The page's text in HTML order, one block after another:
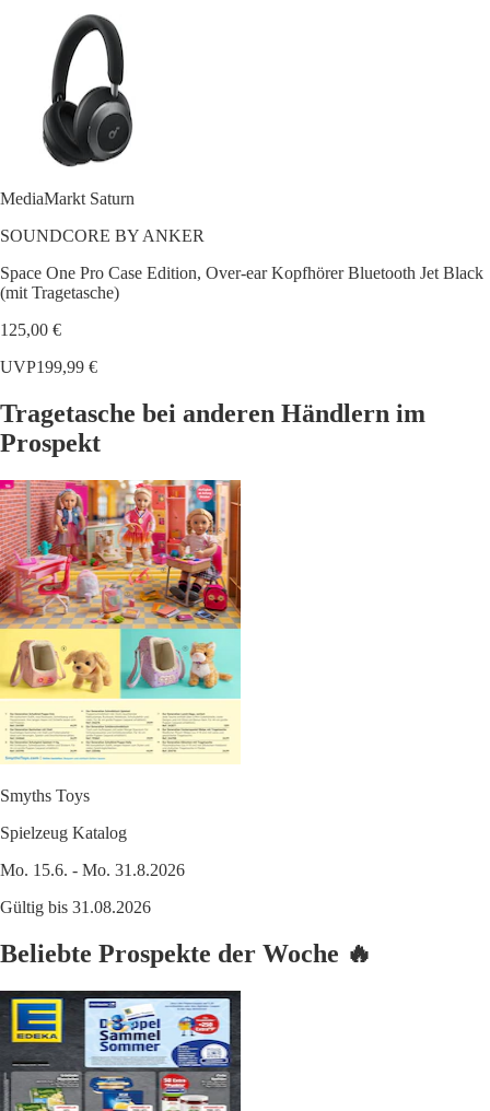
MediaMarkt Saturn
SOUNDCORE BY ANKER
Space One Pro Case Edition, Over-ear Kopfhörer Bluetooth Jet Black
(mit Tragetasche)
125,00 €
UVP199,99 €
Tragetasche bei anderen Händlern im
Prospekt
Smyths Toys
Spielzeug Katalog
Mo. 15.6. - Mo. 31.8.2026
Gültig bis 31.08.2026
Beliebte Prospekte der Woche 🔥